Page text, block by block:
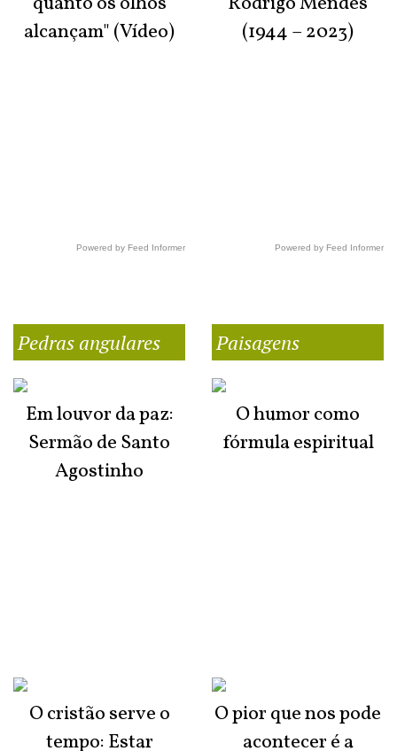
alcançam" (Vídeo)
Powered by Feed Informer
(1944 – 2023)
Powered by Feed Informer
Pedras angulares
Em louvor da paz:
Sermão de Santo
Agostinho
O cristão serve o
tempo: Estar
Paisagens
O humor como
fórmula espiritual
O pior que nos pode
acontecer é a